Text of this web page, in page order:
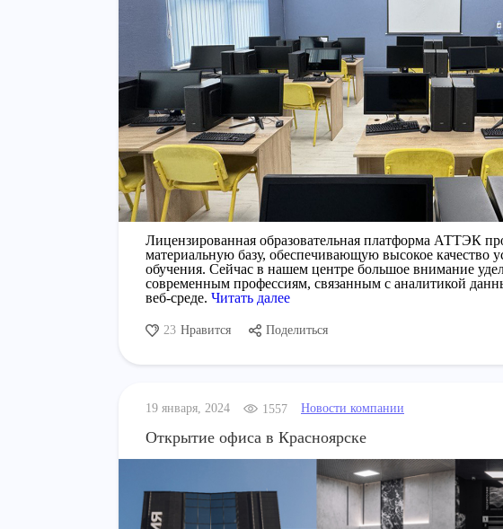
Лицензированная образовательная платформа АТТЭК
материальную базу, обеспечивающую высокое качество
обучения. Сейчас в нашем центре большое внимание
современным профессиям, связанным с аналитикой
веб-среде. Читать далее
23 Нравится Поделиться
19 января, 2024 1557 Новости компании
Открытие офиса в Красноярске